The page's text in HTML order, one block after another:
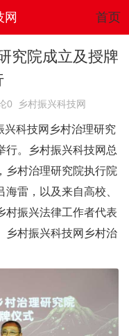
网 首页
究院成立及授牌
0 乡村振兴科技网
科技网乡村治理研究
行。乡村振兴科技网总
乡村治理研究院执行院
雷，以及来自高校、
村振兴法律工作者代表
乡村振兴科技网乡村治